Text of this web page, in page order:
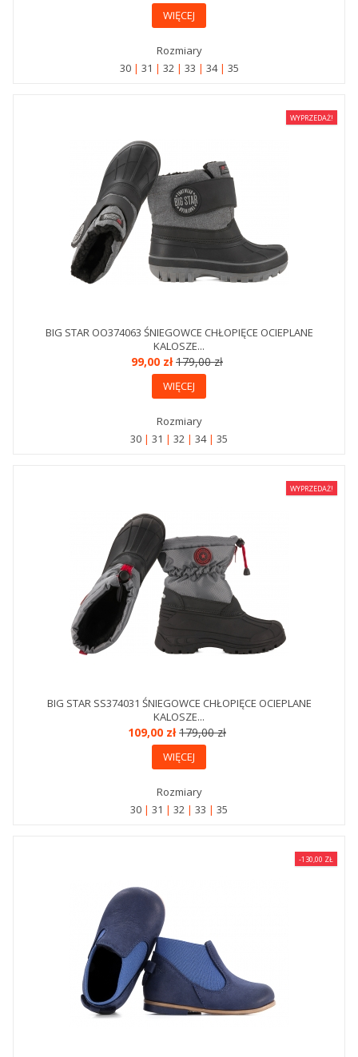
WIĘCEJ
Rozmiary
30
31 32 33 34 35
WYPRZEDAŻ!
BIG STAR OO374063 ŚNIEGOWCE CHŁOPIĘCE OCIEPLANE
KALOSZE...
99,00 zł179,00 zł
WIĘCEJ
Rozmiary
30
31 32 34 35
WYPRZEDAŻ!
BIG STAR SS374031 ŚNIEGOWCE CHŁOPIĘCE OCIEPLANE
KALOSZE...
109,00 zł179,00 zł
WIĘCEJ
Rozmiary
30
31 32 33 35
-130,00 ZŁ